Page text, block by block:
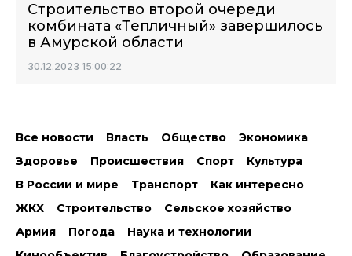
Строительство второй очереди
комбината «Тепличный» завершилось
в Амурской области
30.12.2023 15:00:22
Все новости Власть Общество
Экономика
Здоровье
Происшествия Спорт
Культура
В России и мире
Транспорт
Как интересно
ЖКХ
Строительство
Сельское хозяйство
Армия
Погода
Наука и технологии